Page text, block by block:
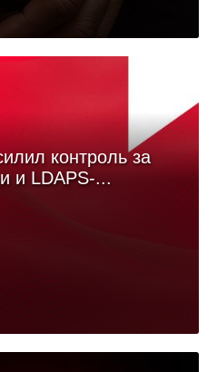
контроль за
и LDAPS-...